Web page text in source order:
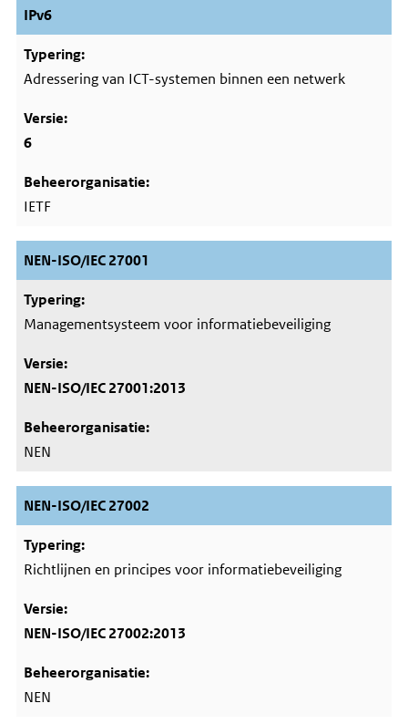
IPv6
Adressering van ICT-systemen binnen een netwerk
6
IETF
NEN-ISO/IEC 27001
Managementsysteem voor informatiebeveiliging
NEN-ISO/IEC 27001:2013
NEN
NEN-ISO/IEC 27002
Richtlijnen en principes voor informatiebeveiliging
NEN-ISO/IEC 27002:2013
NEN